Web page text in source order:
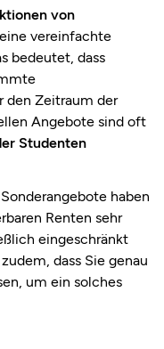
von
vereinfachte
bedeutet, dass
den Zeitraum der
Angebote sind oft
Studenten
haben
Renten sehr
eingeschränkt
dass Sie genau
um ein solches